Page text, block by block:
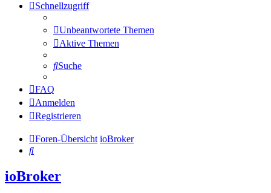
Schnellzugriff
Unbeantwortete Themen
Aktive Themen
Suche
FAQ
Anmelden
Registrieren
Foren-Übersicht ioBroker
Suche
ioBroker